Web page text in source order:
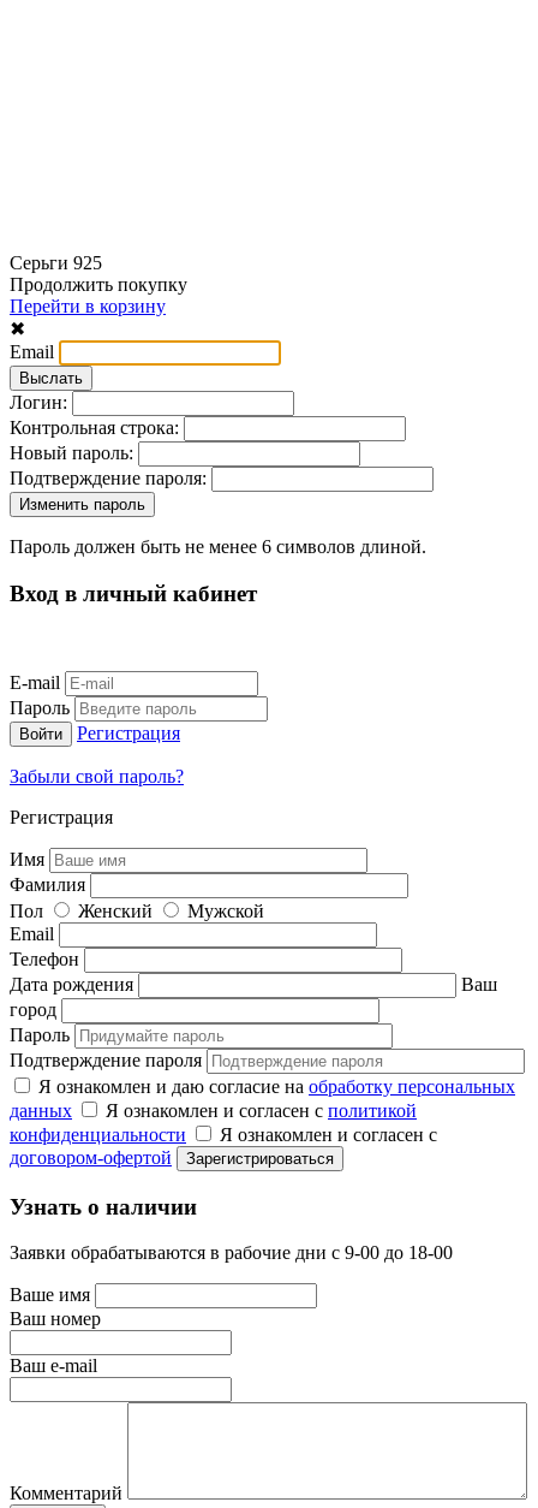
Серьги 925
Продолжить покупку
Перейти в корзину
✖
Email
Логин:
Контрольная строка:
Новый пароль:
Подтверждение пароля:
Пароль должен быть не менее 6 символов длиной.
Вход в личный кабинет
E-mail
Пароль
Регистрация
Забыли свой пароль?
Регистрация
Имя
Фамилия
Пол
Женский
Мужской
Email
Телефон
Дата рождения
Ваш
город
Пароль
Подтверждение пароля
Я ознакомлен и даю согласие на обработку персональных
данных
Я ознакомлен и согласен с политикой
конфиденциальности
Я ознакомлен и согласен с
договором-офертой
Узнать о наличии
Заявки обрабатываются в рабочие дни с 9-00 до 18-00
Ваше имя
Ваш номер
Ваш e-mail
Комментарий